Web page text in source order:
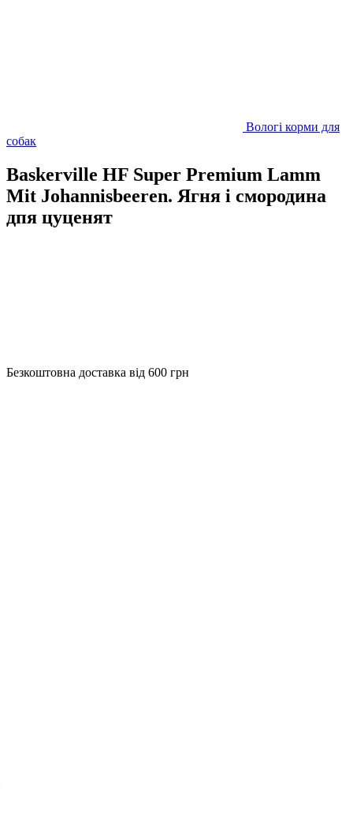
Вологі корми для
собак
Baskerville HF Super Premium Lamm
Mit Johannisbeeren. Ягня і смородина
дпя цуценят
Безкоштовна доставка від 600 грн